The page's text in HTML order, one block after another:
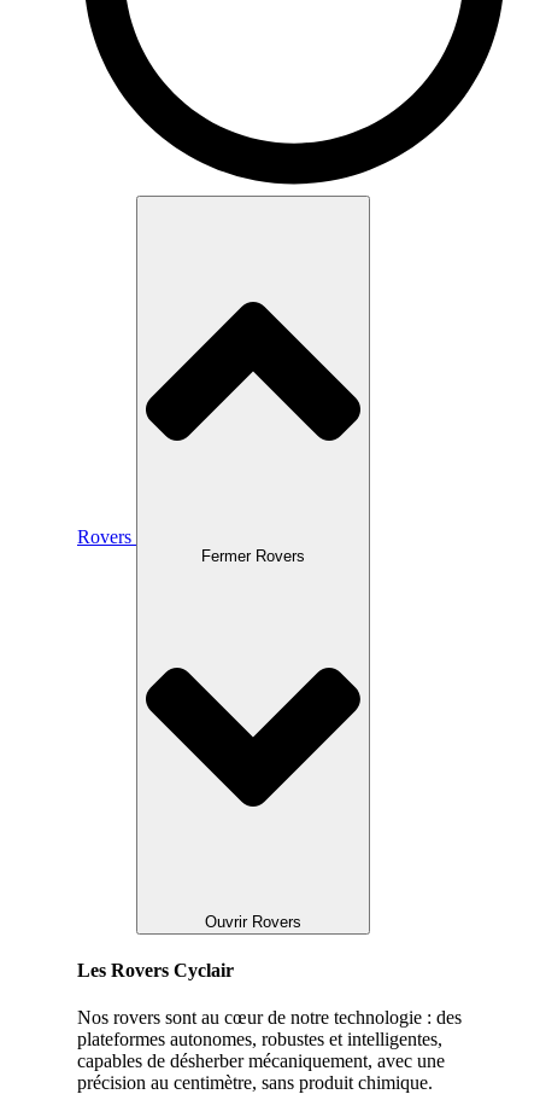
Rovers
Fermer Rovers
Ouvrir Rovers
Les Rovers Cyclair
Nos rovers sont au cœur de notre technologie : des
plateformes autonomes, robustes et intelligentes,
capables de désherber mécaniquement, avec une
précision au centimètre, sans produit chimique.